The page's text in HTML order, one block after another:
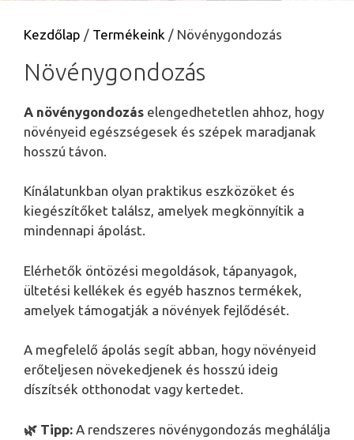
Kezdőlap / Termékeink / Növénygondozás
Növénygondozás
A növénygondozás elengedhetetlen ahhoz, hogy
növényeid egészségesek és szépek maradjanak
hosszú távon.
Kínálatunkban olyan praktikus eszközöket és
kiegészítőket találsz, amelyek megkönnyítik a
mindennapi ápolást.
Elérhetők öntözési megoldások, tápanyagok,
ültetési kellékek és egyéb hasznos termékek,
amelyek támogatják a növények fejlődését.
A megfelelő ápolás segít abban, hogy növényeid
erőteljesen növekedjenek és hosszú ideig
díszítsék otthonodat vagy kertedet.
🌿 Tipp: A rendszeres növénygondozás meghálálja